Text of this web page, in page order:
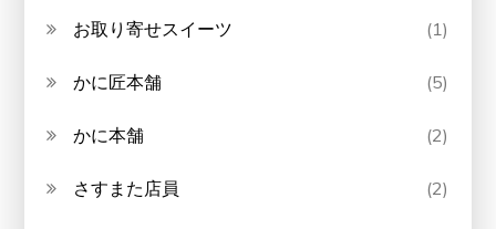
お取り寄せスイーツ (1)
かに匠本舗 (5)
かに本舗 (2)
さすまた店員 (2)